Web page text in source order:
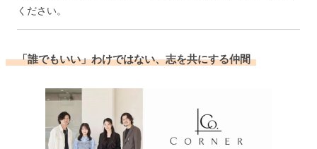
ください。
「誰でもいい」わけではない、志を共にする仲間